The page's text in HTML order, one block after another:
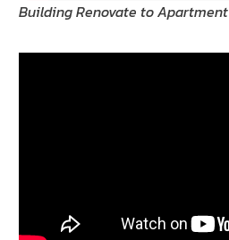
Building Renovate to Apartment